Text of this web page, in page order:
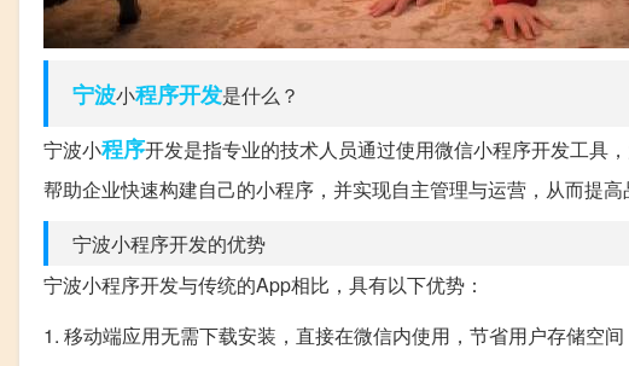
宁波小程序开发是什么？
宁波小程序开发是指专业的技术人员通过使用微信小程序开发工具
帮助企业快速构建自己的小程序，并实现自主管理与运营，从而提高
宁波小程序开发的优势
宁波小程序开发与传统的App相比，具有以下优势：
1. 移动端应用无需下载安装，直接在微信内使用，节省用户存储空间